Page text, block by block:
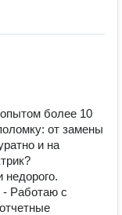
более 10
от замены
и на
- Работаю с